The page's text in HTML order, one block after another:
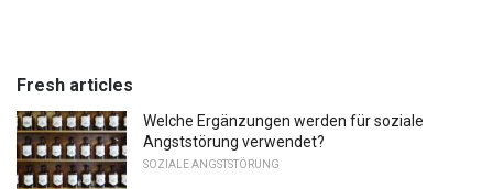
Fresh articles
Welche Ergänzungen werden für soziale
Angststörung verwendet?
SOZIALE ANGSTSTÖRUNG